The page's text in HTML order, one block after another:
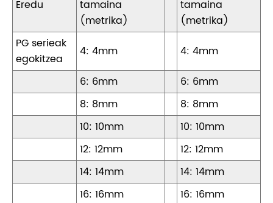
Eredu
tamaina
(metrika)
tamaina
(metrika)
PG serieak
egokitzea
4: 4mm
4: 4mm
6: 6mm
6: 6mm
8: 8mm
8: 8mm
10: 10mm
10: 10mm
12: 12mm
12: 12mm
14: 14mm
14: 14mm
16: 16mm
16: 16mm